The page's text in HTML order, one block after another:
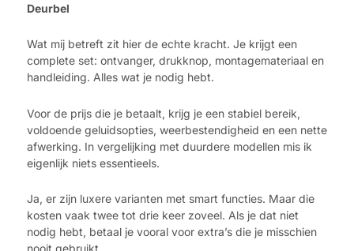
Deurbel
Wat mij betreft zit hier de echte kracht. Je krijgt een
complete set: ontvanger, drukknop, montagemateriaal en
handleiding. Alles wat je nodig hebt.
Voor de prijs die je betaalt, krijg je een stabiel bereik,
voldoende geluidsopties, weerbestendigheid en een nette
afwerking. In vergelijking met duurdere modellen mis ik
eigenlijk niets essentieels.
Ja, er zijn luxere varianten met smart functies. Maar die
kosten vaak twee tot drie keer zoveel. Als je dat niet
nodig hebt, betaal je vooral voor extra’s die je misschien